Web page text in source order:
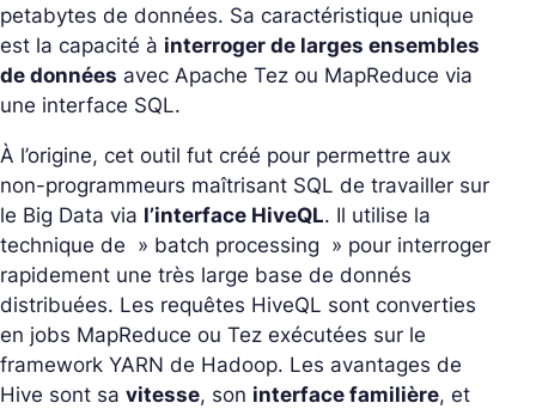
petabytes de données. Sa caractéristique unique
est la capacité à interroger de larges ensembles
de données avec Apache Tez ou MapReduce via
une interface SQL.
À l’origine, cet outil fut créé pour permettre aux
non-programmeurs maîtrisant SQL de travailler sur
le Big Data via l’interface HiveQL. Il utilise la
technique de » batch processing » pour interroger
rapidement une très large base de donnés
distribuées. Les requêtes HiveQL sont converties
en jobs MapReduce ou Tez exécutées sur le
framework YARN de Hadoop. Les avantages de
Hive sont sa vitesse, son interface familière, et